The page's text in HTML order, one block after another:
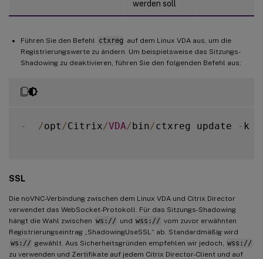
werden soll
Führen Sie den Befehl ctxreg auf dem Linux VDA aus, um die
Registrierungswerte zu ändern. Um beispielsweise das Sitzungs-
Shadowing zu deaktivieren, führen Sie den folgenden Befehl aus:
- /opt /Citrix/VDA/bin/ctxreg update - k
SSL
Die noVNC-Verbindung zwischen dem Linux VDA und Citrix Director
verwendet das WebSocket-Protokoll. Für das Sitzungs-Shadowing
hängt die Wahl zwischen ws:// und wss:// vom zuvor erwähnten
Registrierungseintrag „ShadowingUseSSL“ ab. Standardmäßig wird
ws:// gewählt. Aus Sicherheitsgründen empfehlen wir jedoch,
wss://
zu verwenden und Zertifikate auf jedem Citrix Director-Client und auf